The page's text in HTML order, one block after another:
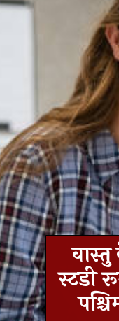
स्टडी